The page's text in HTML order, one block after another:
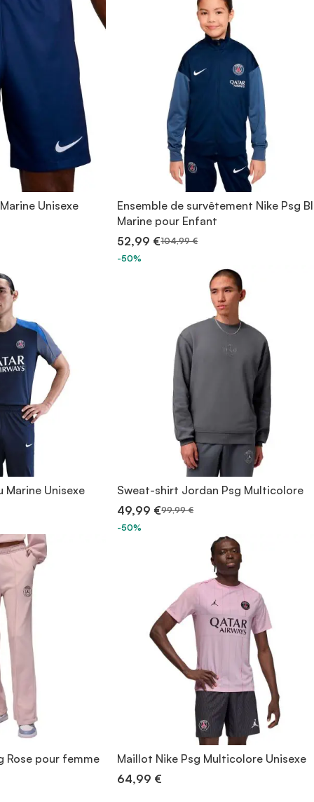
Unisexe
Ensemble de survêtement Nike Psg
Marine pour Enfant
52,99 €104,99 €
-50%
Marine Unisexe
Sweat-shirt Jordan Psg Multicolore
49,99 €99,99 €
-50%
Rose pour femme
Maillot Nike Psg Multicolore Unisexe
64,99 €